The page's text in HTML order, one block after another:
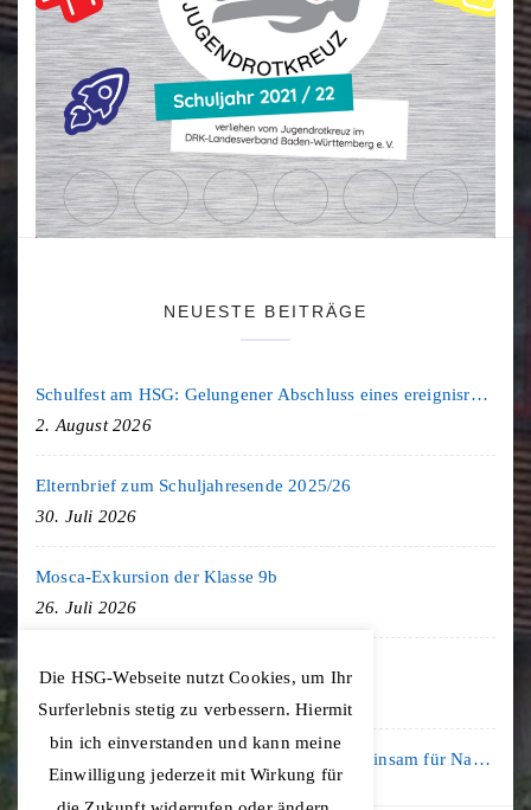
NEUESTE BEITRÄGE
Schulfest am HSG: Gelungener Abschluss eines ereignisreichen Schuljahres
2. August 2026
Elternbrief zum Schuljahresende 2025/26
30. Juli 2026
Mosca-Exkursion der Klasse 9b
26. Juli 2026
Freiburg-Exkursion des Geschichte LK
20. Juli 2026
Kooperation mit der KLIMA ARENA: Gemeinsam für Nachhaltigkeit und Klimaschutz
16. Juli 2026
Die HSG-Webseite nutzt Cookies, um Ihr
Surferlebnis stetig zu verbessern. Hiermit
bin ich einverstanden und kann meine
Einwilligung jederzeit mit Wirkung für